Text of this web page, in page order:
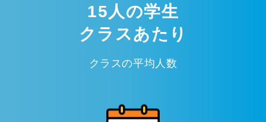
15人の学生
クラスあたり
クラスの平均人数